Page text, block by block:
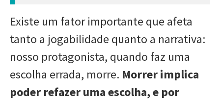
Existe um fator importante que afeta
tanto a jogabilidade quanto a narrativa:
nosso protagonista, quando faz uma
escolha errada, morre. Morrer implica
poder refazer uma escolha, e por